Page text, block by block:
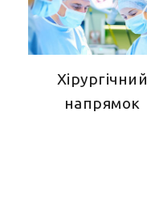
Хірургічний
напрямок